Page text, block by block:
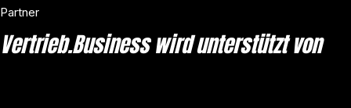
Partner
Vertrieb.Business wird unterstützt von